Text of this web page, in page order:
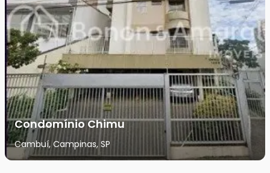
Condomínio Chimu
Cambuí, Campinas, SP